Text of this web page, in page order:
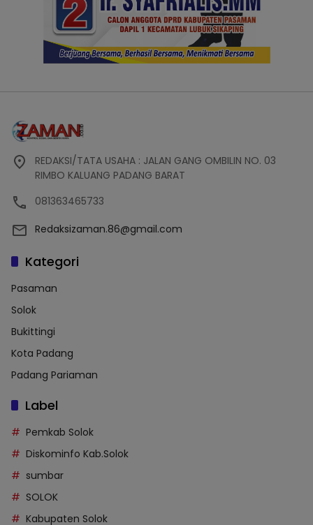
REDAKSI/TATA USAHA : JALAN GANG OMBILIN NO. 03
RIMBO KALUANG PADANG BARAT
081363465733
Redaksizaman.86@gmail.com
Kategori
Pasaman
Solok
Bukittingi
Kota Padang
Padang Pariaman
Label
Pemkab Solok
Diskominfo Kab.Solok
sumbar
SOLOK
Kabupaten Solok